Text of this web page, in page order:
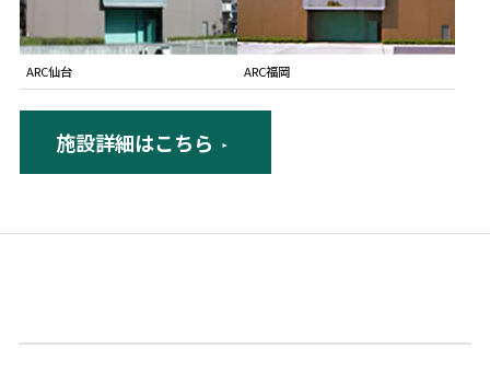
ARC仙台 ARC福岡
施設詳細はこちら